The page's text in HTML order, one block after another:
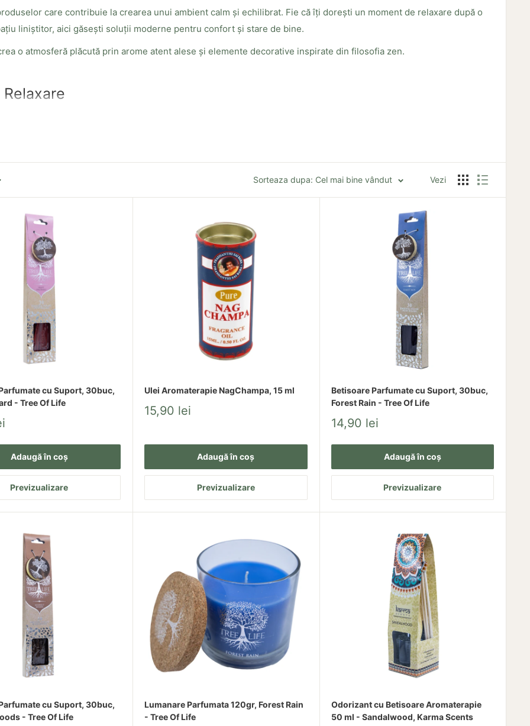
care contribuie la crearea unui ambient calm și echilibrat. Fie că îți dorești un moment de relaxare după o
liniștitor, aici găsești soluții moderne pentru confort și stare de bine.
o atmosferă plăcută prin arome atent alese și elemente decorative inspirate din filosofia zen.
armonios și confortabil.
Zilnică
loc liniștitor.
și reflecției.
un plus de rafinament.
și Zen
Sorteaza dupa: Cel mai bine vândut Vezi
cu Suport, 30buc,
- Tree Of Life
Adaugă în coș
Previzualizare
Ulei Aromaterapie NagChampa, 15 ml
Pret
redus
15,90 lei
Adaugă în coș
Previzualizare
Betisoare Parfumate cu Suport, 30buc,
Forest Rain - Tree Of Life
Pret
redus
14,90 lei
Adaugă în coș
Previzualizare
cu Suport, 30buc,
- Tree Of Life
Lumanare Parfumata 120gr, Forest Rain
- Tree Of Life
Odorizant cu Betisoare Aromaterapie
50 ml - Sandalwood, Karma Scents